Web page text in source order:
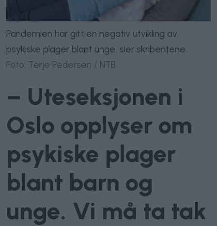
Pandemien har gitt en negativ utvikling av
psykiske plager blant unge, sier skribentene.
Foto: Terje Pedersen / NTB
– Uteseksjonen i
Oslo opplyser om
psykiske plager
blant barn og
unge. Vi må ta tak